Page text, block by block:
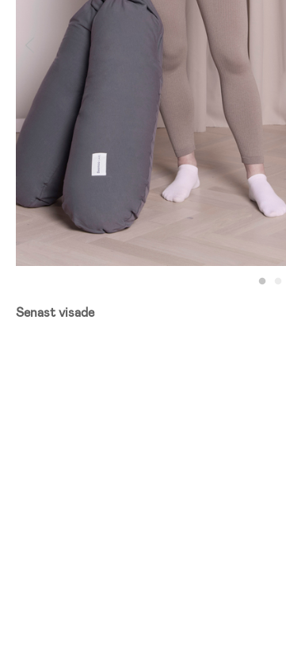
Senast visade